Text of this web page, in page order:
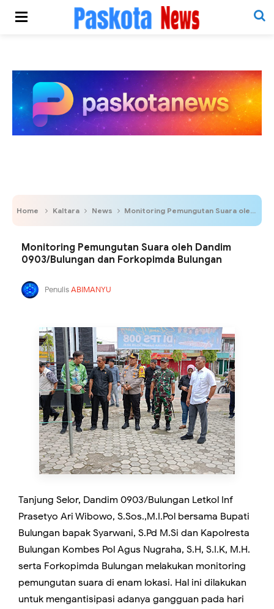
Home Kaltara News Monitoring Pemungutan Suara oleh Dandim 0903/Bulungan dan Forkopimda Bulungan
Monitoring Pemungutan Suara oleh Dandim
0903/Bulungan dan Forkopimda Bulungan
PenulisABIMANYU
Tanjung Selor, Dandim 0903/Bulungan Letkol Inf
Prasetyo Ari Wibowo, S.Sos.,M.I.Pol bersama Bupati
Bulungan bapak Syarwani, S.Pd M.Si dan Kapolresta
Bulungan Kombes Pol Agus Nugraha, S.H, S.I.K, M.H.
serta Forkopimda Bulungan melakukan monitoring
pemungutan suara di enam lokasi. Hal ini dilakukan
untuk mengantisipasi adanya gangguan pada hari